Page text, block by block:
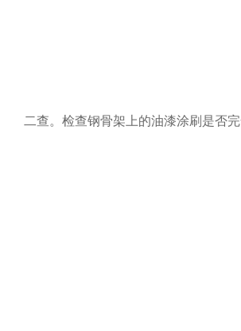
二查。检查钢骨架上的油漆涂刷是否